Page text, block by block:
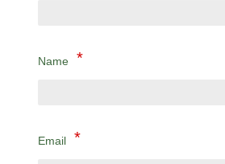
Name
Email